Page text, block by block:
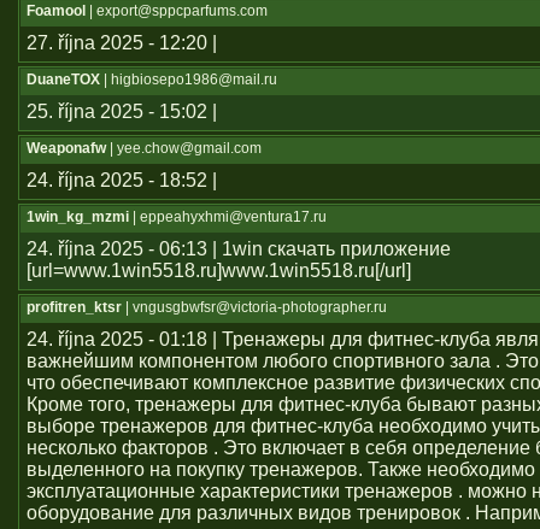
Foamool | export@sppcparfums.com
27. října 2025 - 12:20 |
DuaneTOX | higbiosepo1986@mail.ru
25. října 2025 - 15:02 |
Weaponafw| yee.chow@gmail.com
24. října 2025 - 18:52 |
1win_kg_mzmi | eppeahyxhmi@ventura17.ru
24. října 2025 - 06:13 | 1win скачать приложение
[url=www.1win5518.ru]www.1win5518.ru[/url]
profitren_ktsr | vngusgbwfsr@victoria-photographer.ru
24. října 2025 - 01:18 | Тренажеры для фитнес-клуба
важнейшим компонентом любого спортивного зала .
что обеспечивают комплексное развитие физических
Кроме того, тренажеры для фитнес-клуба бывают
выборе тренажеров для фитнес-клуба необходимо
несколько факторов . Это включает в себя определение
выделенного на покупку тренажеров. Также необходимо
эксплуатационные характеристики тренажеров . можно
оборудование для различных видов тренировок .